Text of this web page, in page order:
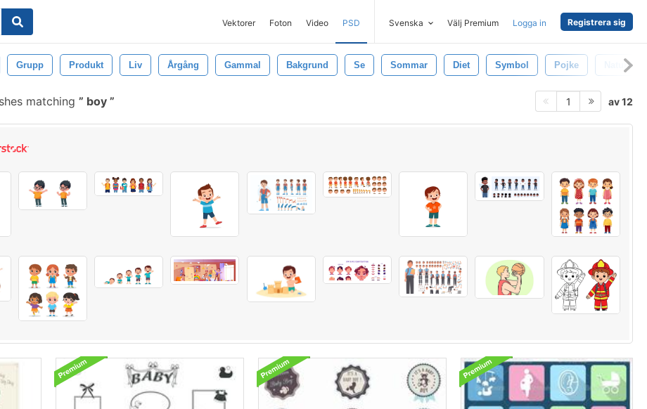
Vektorer Foton Video PSD Svenska Välj Premium Logga in Registrera sig
Grupp Produkt Liv Årgång Gammal Bakgrund Se Sommar Diet Symbol Pojke Naturlig
matching boy 1 av 12